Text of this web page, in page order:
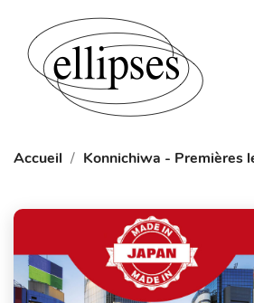
Accueil Konnichiwa - Premières